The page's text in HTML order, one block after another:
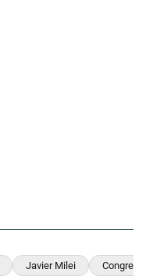
Javier Milei Congreso